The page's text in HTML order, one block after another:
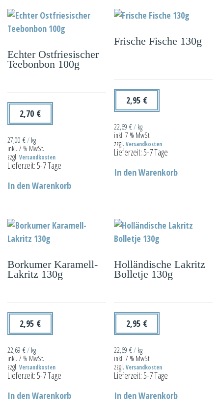
Echter Ostfriesischer
Teebonbon 100g
2,70 €
27,00 €/ kg
inkl. 7 % MwSt.
zzgl. Versandkosten
Lieferzeit:5-7 Tage
In den Warenkorb
Frische Fische 130g
2,95 €
22,69€/ kg
inkl. 7 % MwSt.
zzgl.Versandkosten
Lieferzeit:5-7 Tage
In den Warenkorb
Borkumer Karamell-
Lakritz 130g
2,95 €
22,69 €/ kg
inkl. 7 % MwSt.
zzgl. Versandkosten
Lieferzeit:5-7 Tage
In den Warenkorb
Holländische Lakritz
Bolletje 130g
2,95 €
22,69€/ kg
inkl. 7 % MwSt.
zzgl.Versandkosten
Lieferzeit:5-7 Tage
In den Warenkorb